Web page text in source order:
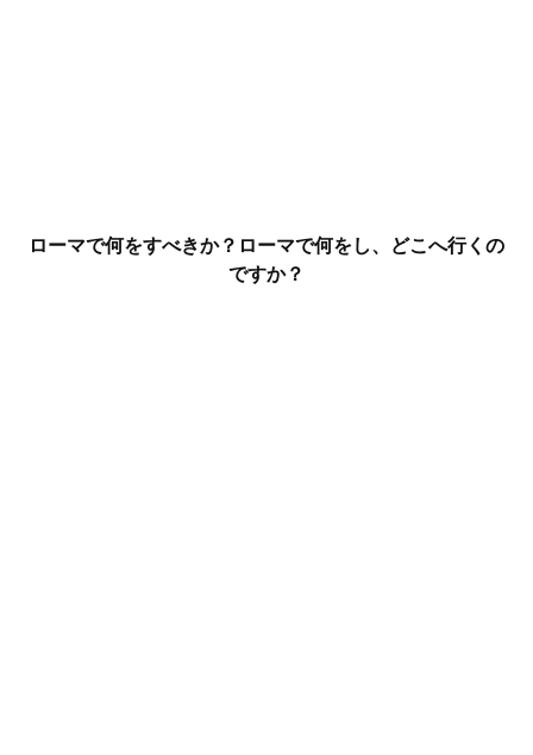
ローマで何をすべきか？ローマで何をし、どこへ行くの
ですか？